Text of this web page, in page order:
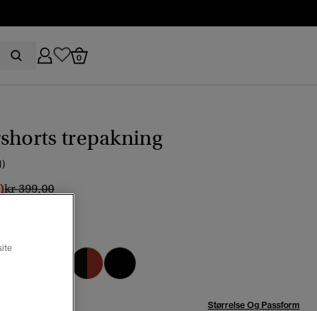
0
trepakning
Pris nedsatt fra
kr 399,00til
valgt
Størrelse Og Passform